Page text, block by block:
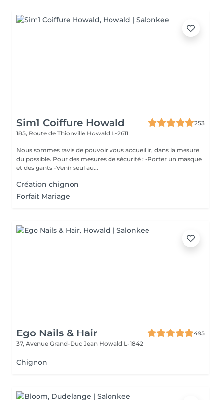
Sim1 Coiffure Howald
253
185, Route de Thionville Howald L-2611
Nous sommes ravis de pouvoir vous accueillir, dans la mesure
du possible. Pour des mesures de sécurité : -Porter un masque
et des gants -Venir seul au...
Création chignon
Forfait Mariage
Ego Nails & Hair
495
37, Avenue Grand-Duc Jean Howald L-1842
Chignon